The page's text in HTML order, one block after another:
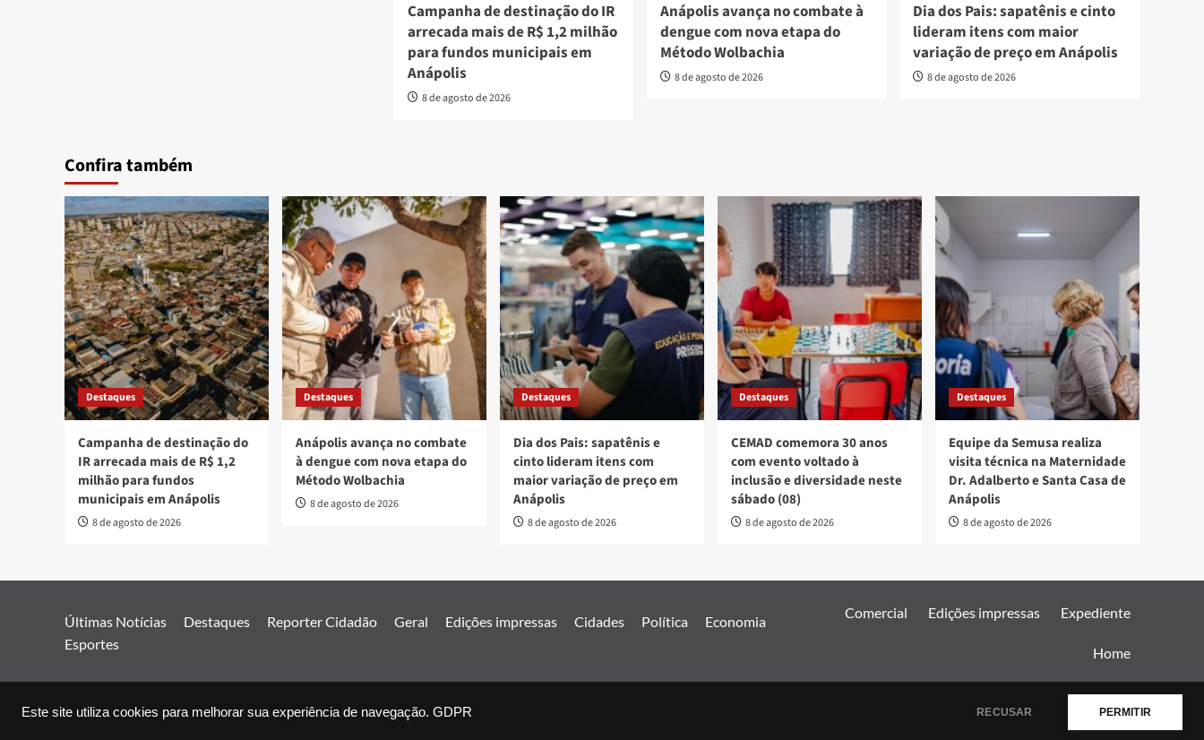
Este site utiliza cookies para melhorar sua experiência de navegação. GDPR RECUSAR PERMITIR
Campanha de destinação do IR
arrecada mais de R$ 1,2 milhão
para fundos municipais em
Anápolis
8 de agosto de 2026
Anápolis avança no combate à
dengue com nova etapa do
Método Wolbachia
8 de agosto de 2026
Dia dos Pais: sapatênis e cinto
lideram itens com maior
variação de preço em Anápolis
8 de agosto de 2026
Confira também
Destaques
Campanha de destinação do
IR arrecada mais de R$ 1,2
milhão para fundos
municipais em Anápolis
8 de agosto de 2026
Destaques
Anápolis avança no combate
à dengue com nova etapa do
Método Wolbachia
8 de agosto de 2026
Destaques
Dia dos Pais: sapatênis e
cinto lideram itens com
maior variação de preço em
Anápolis
8 de agosto de 2026
Destaques
CEMAD comemora 30 anos
com evento voltado à
inclusão e diversidade neste
sábado (08)
8 de agosto de 2026
Destaques
Equipe da Semusa realiza
visita técnica na Maternidade
Dr. Adalberto e Santa Casa de
Anápolis
8 de agosto de 2026
Últimas Notícias Destaques Reporter Cidadão Geral Edições impressas Cidades Política
Economia
Esportes
Comercial Edições impressas Expediente
Home
© 2026 Jornal Estado de Goiás. Todos os direitos reservados.